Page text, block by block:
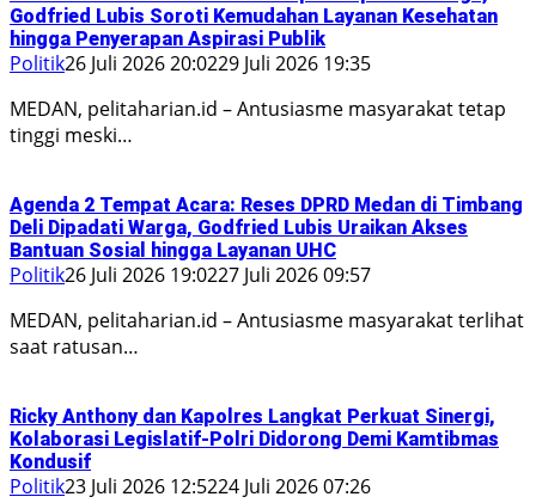
Godfried Lubis Soroti Kemudahan Layanan Kesehatan
hingga Penyerapan Aspirasi Publik
Politik26 Juli 2026 20:0229 Juli 2026 19:35
MEDAN, pelitaharian.id – Antusiasme masyarakat tetap
tinggi meski…
Agenda 2 Tempat Acara: Reses DPRD Medan di Timbang
Deli Dipadati Warga, Godfried Lubis Uraikan Akses
Bantuan Sosial hingga Layanan UHC
Politik26 Juli 2026 19:0227 Juli 2026 09:57
MEDAN, pelitaharian.id – Antusiasme masyarakat terlihat
saat ratusan…
Ricky Anthony dan Kapolres Langkat Perkuat Sinergi,
Kolaborasi Legislatif-Polri Didorong Demi Kamtibmas
Kondusif
Politik23 Juli 2026 12:5224 Juli 2026 07:26